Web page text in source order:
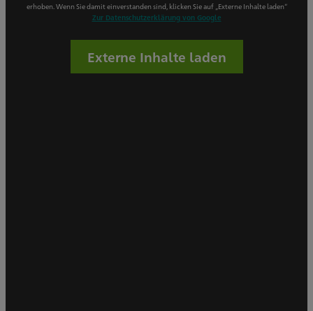
erhoben. Wenn Sie damit einverstanden sind, klicken Sie auf „Externe Inhalte laden“
Zur Datenschutzerklärung von Google
Externe Inhalte laden